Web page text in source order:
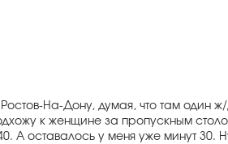
На-Дону, думая, что там один
к женщине за пропускным
А оставалось у меня уже минут 30.